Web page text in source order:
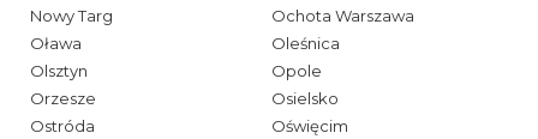
Nowy Targ
Ochota Warszawa
Oława
Oleśnica
Olsztyn
Opole
Orzesze
Osielsko
Ostróda
Oświęcim